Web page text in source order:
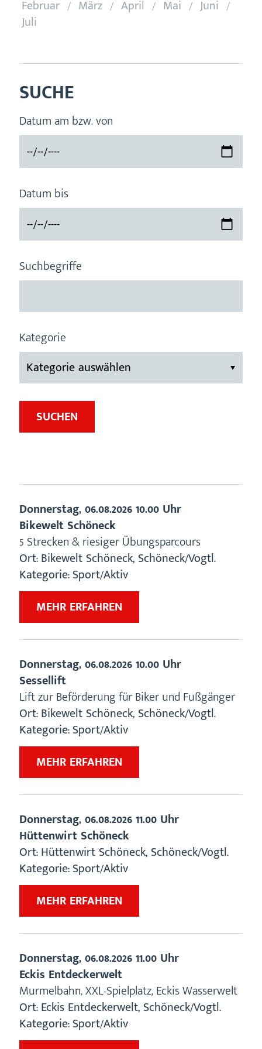
Februar
März April Mai
Juni
Juli
SUCHE
Datum am bzw. von
Datum bis
Suchbegriffe
Kategorie
SUCHEN
Donnerstag,06.08.202610.00 Uhr
Bikewelt Schöneck
5 Strecken & riesiger Übungsparcours
Ort:Bikewelt Schöneck, Schöneck/Vogtl.
Kategorie:Sport/Aktiv
ZU
„BIKEWELT
SCHÖNECK“
MEHR ERFAHREN
Donnerstag,06.08.202610.00 Uhr
Sessellift
Lift zur Beförderung für Biker und Fußgänger
Ort:Bikewelt Schöneck, Schöneck/Vogtl.
Kategorie:Sport/Aktiv
ZU
„SESSELLIFT“
MEHR ERFAHREN
Donnerstag,06.08.202611.00 Uhr
Hüttenwirt Schöneck
Ort:Hüttenwirt Schöneck, Schöneck/Vogtl.
Kategorie:Sport/Aktiv
ZU
„HÜTTENWIRT
SCHÖNECK“
MEHR ERFAHREN
Donnerstag,06.08.202611.00 Uhr
Eckis Entdeckerwelt
Murmelbahn, XXL-Spielplatz, Eckis Wasserwelt
Ort:Eckis Entdeckerwelt, Schöneck/Vogtl.
Kategorie:Sport/Aktiv